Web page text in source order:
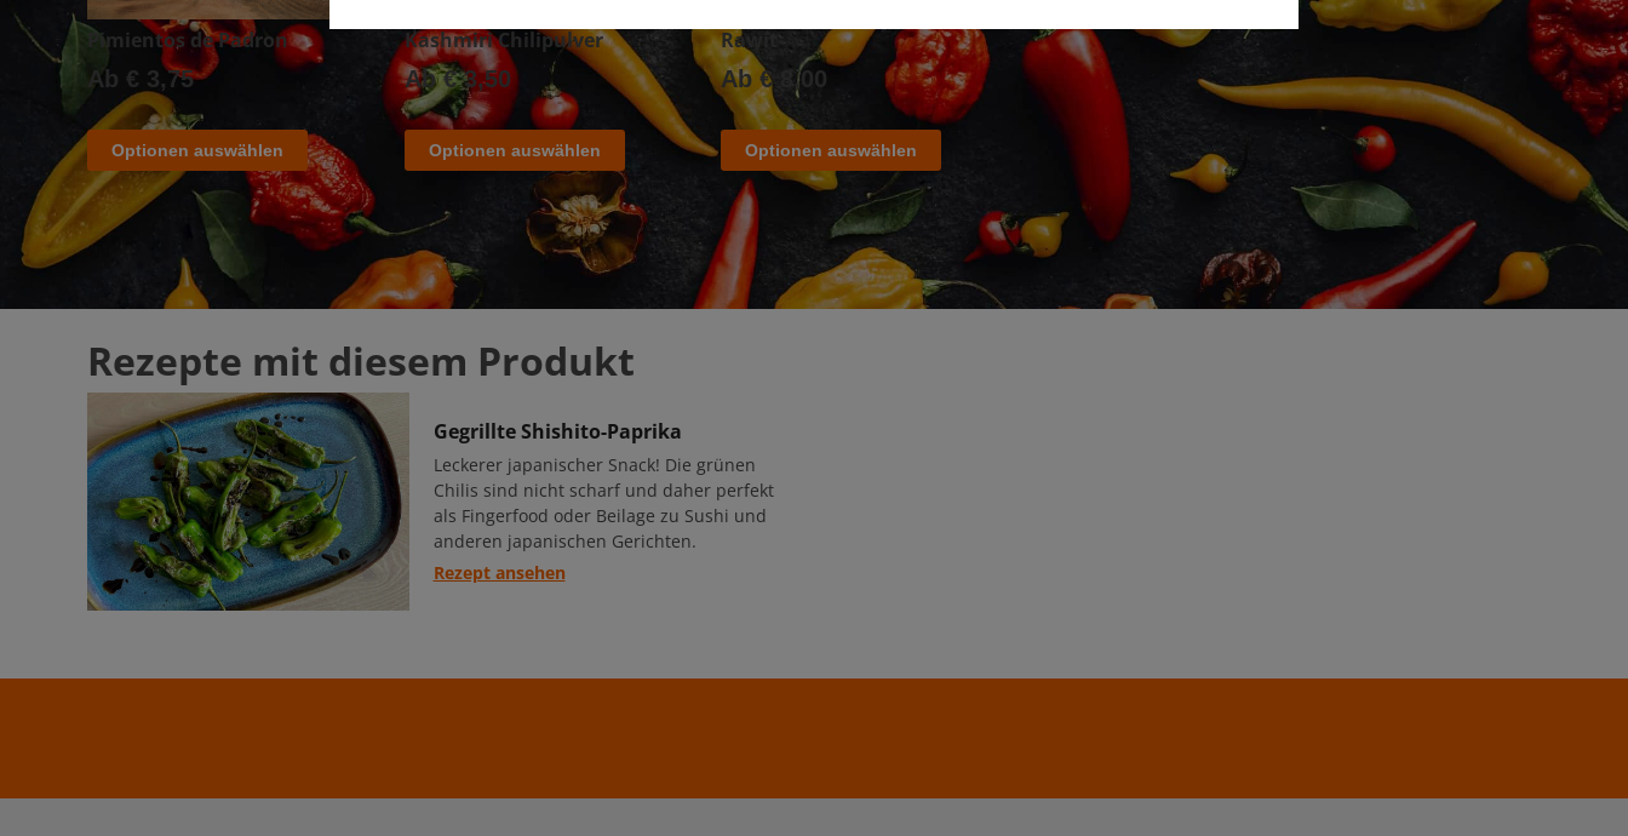
Pimientos de Padron
Ab € 3,75
Optionen auswählen
Kashmiri Chilipulver
Ab€3,50
Optionen auswählen
Rawit
Ab€ 8,00
Optionen auswählen
Rezepte mit diesem Produkt
Gegrillte Shishito-Paprika
Leckerer japanischer Snack! Die grünen
Chilis sind nicht scharf und daher perfekt
als Fingerfood oder Beilage zu Sushi und
anderen japanischen Gerichten.
Rezept ansehen